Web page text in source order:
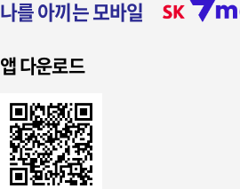
나를 아끼는 모바일
앱 다운로드